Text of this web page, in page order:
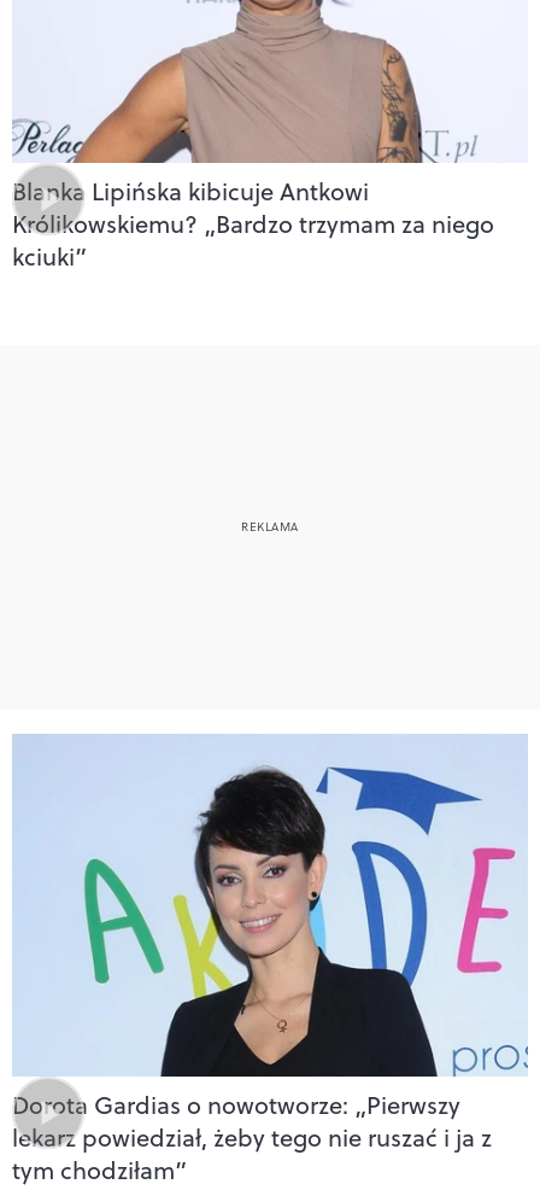
Blanka Lipińska kibicuje Antkowi
Królikowskiemu? „Bardzo trzymam za niego
kciuki”
Dorota Gardias o nowotworze: „Pierwszy
lekarz powiedział, żeby tego nie ruszać i ja z
tym chodziłam”